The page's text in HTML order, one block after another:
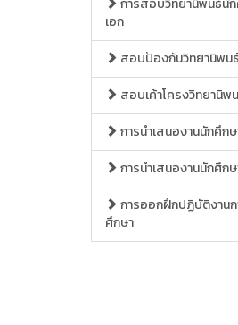
การสอบวิทยานิพนธ์นั
เอก
สอบป้องกันวิทยานิพน
สอบเค้าโครงวิทยานิพ
การนำเสนองานนักศึก
การนำเสนองานนักศึก
การออกฝึกปฏิบัติงานก
ศึกษา